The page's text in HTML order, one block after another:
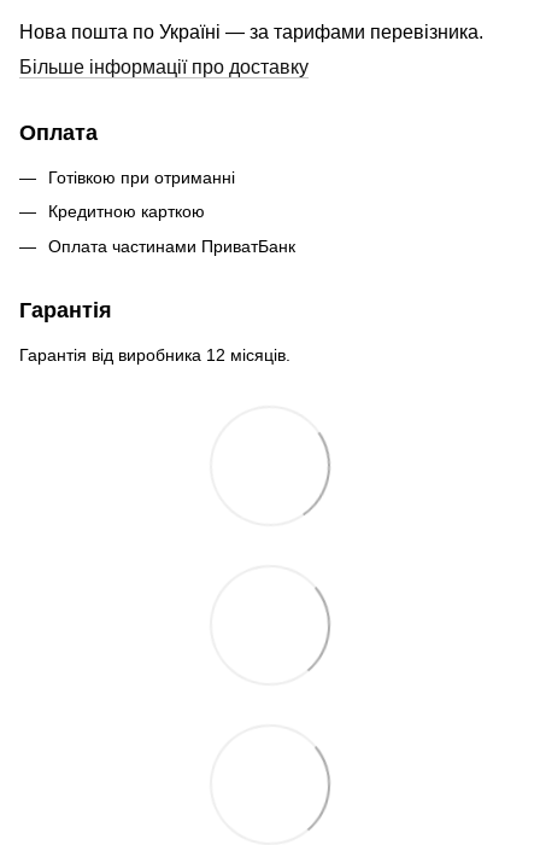
Нова пошта по Україні — за тарифами перевізника.
Більше інформації про доставку
Оплата
Готівкою при отриманні
Кредитною карткою
Оплата частинами ПриватБанк
Гарантія
Гарантія від виробника 12 місяців.